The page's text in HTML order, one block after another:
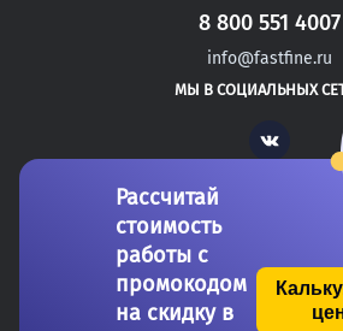
САНКТ-ПЕТЕРБУРГ
РОСТОВ-НА-ДОНУ
ЕЛАБУГА
8 800 551 4007
info@fastfine.ru
МЫ В СОЦИАЛЬНЫХ
Vk
Copyright 2011-2026
Рассчитай
стоимость
работы с
промокодом
на скидку в